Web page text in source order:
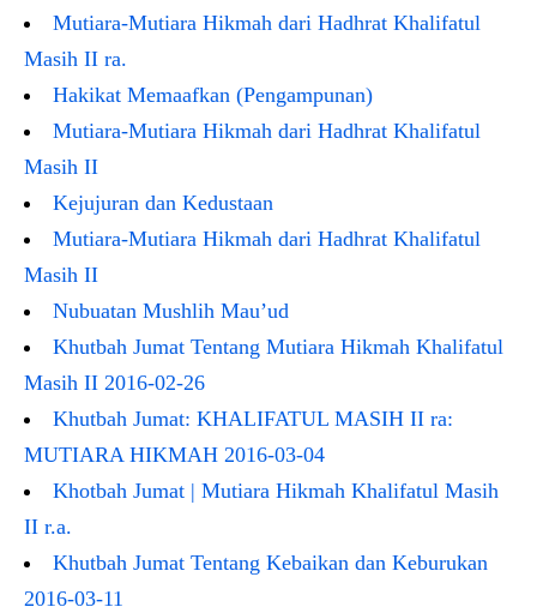
Mutiara-Mutiara Hikmah dari Hadhrat Khalifatul
Masih II ra.
Hakikat Memaafkan (Pengampunan)
Mutiara-Mutiara Hikmah dari Hadhrat Khalifatul
Masih II
Kejujuran dan Kedustaan
Mutiara-Mutiara Hikmah dari Hadhrat Khalifatul
Masih II
Nubuatan Mushlih Mau’ud
Khutbah Jumat Tentang Mutiara Hikmah Khalifatul
Masih II 2016-02-26
Khutbah Jumat: KHALIFATUL MASIH II ra:
MUTIARA HIKMAH 2016-03-04
Khotbah Jumat | Mutiara Hikmah Khalifatul Masih
II r.a.
Khutbah Jumat Tentang Kebaikan dan Keburukan
2016-03-11